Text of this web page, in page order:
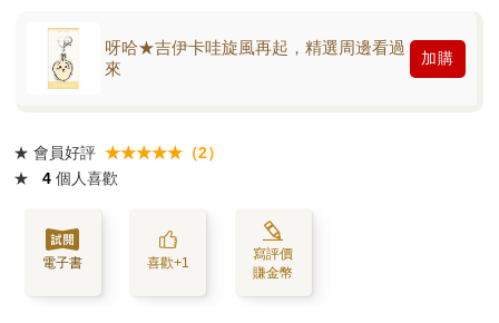
呀哈★吉伊卡哇旋風再起，精選周邊看過
來
加購
★ 會員好評 ★★★★★（2）
★
4 個人喜歡
電子書 喜歡+1
寫評價
賺金幣